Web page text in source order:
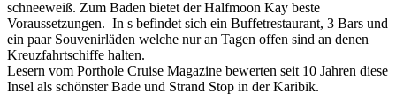
schneeweiß. Zum Baden bietet der Halfmoon Kay beste
Voraussetzungen. In s befindet sich ein Buffetrestaurant, 3 Bars und
ein paar Souvenirläden welche nur an Tagen offen sind an denen
Kreuzfahrtschiffe halten.
Lesern vom Porthole Cruise Magazine bewerten seit 10 Jahren diese
Insel als schönster Bade und Strand Stop in der Karibik.